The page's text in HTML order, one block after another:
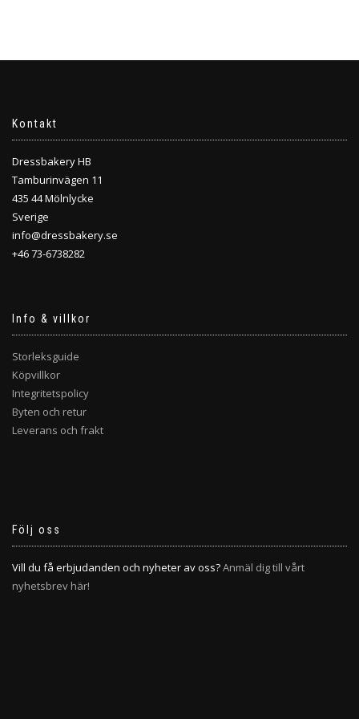
alternativen
kan
Kontakt
Dressbakery HB
Tamburinvägen 11
435 44 Mölnlycke
Sverige
info@dressbakery.se
+46 73-6738282
Info & villkor
Storleksguide
Köpvillkor
Integritetspolicy
Byten och retur
Leverans och frakt
Följ oss
Vill du få erbjudanden och nyheter av oss?Anmäl dig till vårt
nyhetsbrev här!